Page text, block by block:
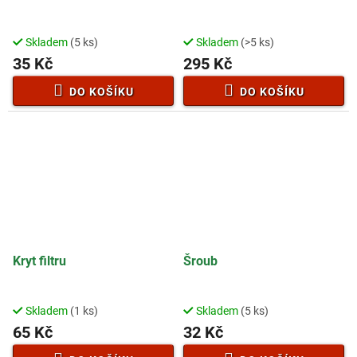
Skladem (5 ks)
35 Kč
DO KOŠÍKU
Skladem (>5 ks)
295 Kč
DO KOŠÍKU
Kryt filtru
Skladem (1 ks)
65 Kč
Šroub
Skladem (5 ks)
32 Kč